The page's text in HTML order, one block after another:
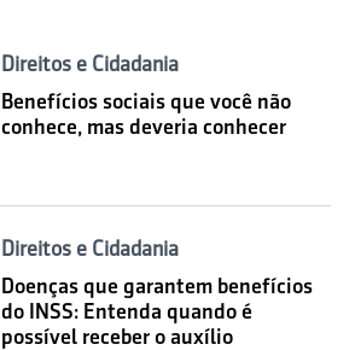
Direitos e Cidadania
Benefícios sociais que você não
conhece, mas deveria conhecer
Direitos e Cidadania
Doenças que garantem benefícios
do INSS: Entenda quando é
possível receber o auxílio